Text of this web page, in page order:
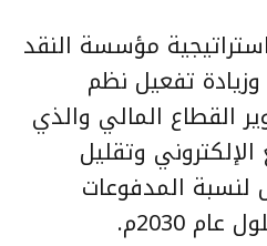
مؤسسة النقد
تفعيل نظم
القطاع المالي والذي
وتقليل
لنسبة المدفوعات